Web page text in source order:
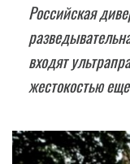
Российская
входят
жестокостью